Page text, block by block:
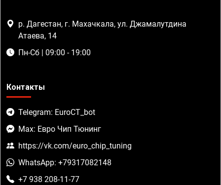
р. Дагестан, г. Махачкала, ул. Джамалутдина
Атаева, 14
Пн-Сб | 09:00 - 19:00
Контакты
Telegram: EuroCT_bot
Max: Евро Чип Тюнинг
https://vk.com/euro_chip_tuning
WhatsApp: +79317082148
+7 938 208-11-77